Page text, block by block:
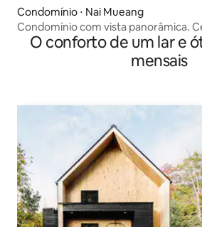
Condomínio ⋅ Nai Mueang
Condomínio com vista panorâmica.
também disponível
O conforto de um lar e
mensais